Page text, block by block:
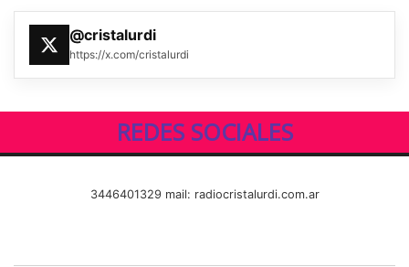
@cristalurdi
https://x.com/cristalurdi
REDES SOCIALES
3446401329 mail: radiocristalurdi.com.ar